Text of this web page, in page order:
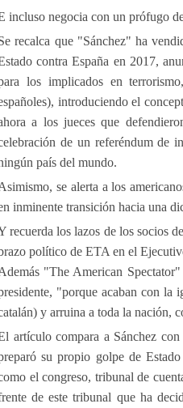
incluso negocia con un prófugo
recalca que "Sánchez" ha
contra España en 2017,
los implicados en
introduciendo el
a los jueces que
de un referéndum de
país del mundo.
se alerta a los
inminente transición hacia una
recuerda los lazos de los socios
político de ETA en el
"The American
"porque acaban con la
y arruina a toda la nación,
artículo compara a Sánchez
su propio golpe de
el congreso, tribunal de
de este tribunal que ha